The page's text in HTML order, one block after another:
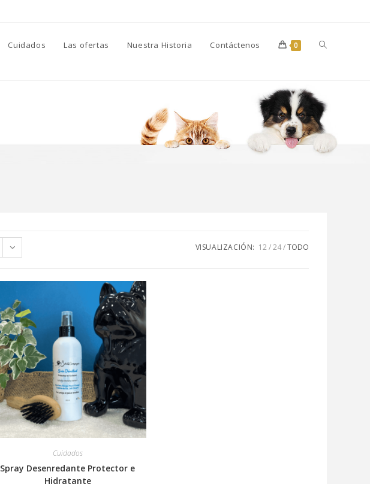
Cuidados Las ofertas Nuestra Historia Contáctenos 0
VISUALIZACIÓN: 12 24 TODO
Cuidados
Spray Desenredante Protector e
Hidratante